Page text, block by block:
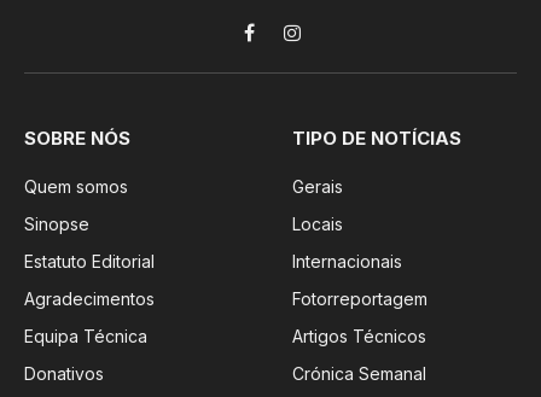
FacebookInstagram
SOBRE NÓS
Quem somos
Sinopse
Estatuto Editorial
Agradecimentos
Equipa Técnica
Donativos
TIPO DE NOTÍCIAS
Gerais
Locais
Internacionais
Fotorreportagem
Artigos Técnicos
Crónica Semanal